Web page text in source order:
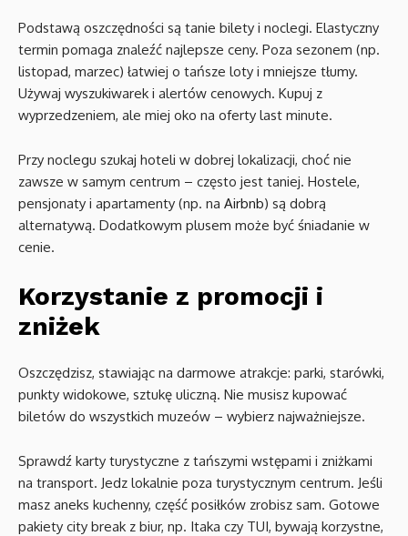
Podstawą oszczędności są tanie bilety i noclegi. Elastyczny
termin pomaga znaleźć najlepsze ceny. Poza sezonem (np.
listopad, marzec) łatwiej o tańsze loty i mniejsze tłumy.
Używaj wyszukiwarek i alertów cenowych. Kupuj z
wyprzedzeniem, ale miej oko na oferty last minute.
Przy noclegu szukaj hoteli w dobrej lokalizacji, choć nie
zawsze w samym centrum – często jest taniej. Hostele,
pensjonaty i apartamenty (np. na Airbnb) są dobrą
alternatywą. Dodatkowym plusem może być śniadanie w
cenie.
Korzystanie z promocji i
zniżek
Oszczędzisz, stawiając na darmowe atrakcje: parki, starówki,
punkty widokowe, sztukę uliczną. Nie musisz kupować
biletów do wszystkich muzeów – wybierz najważniejsze.
Sprawdź karty turystyczne z tańszymi wstępami i zniżkami
na transport. Jedz lokalnie poza turystycznym centrum. Jeśli
masz aneks kuchenny, część posiłków zrobisz sam. Gotowe
pakiety city break z biur, np. Itaka czy TUI, bywają korzystne,